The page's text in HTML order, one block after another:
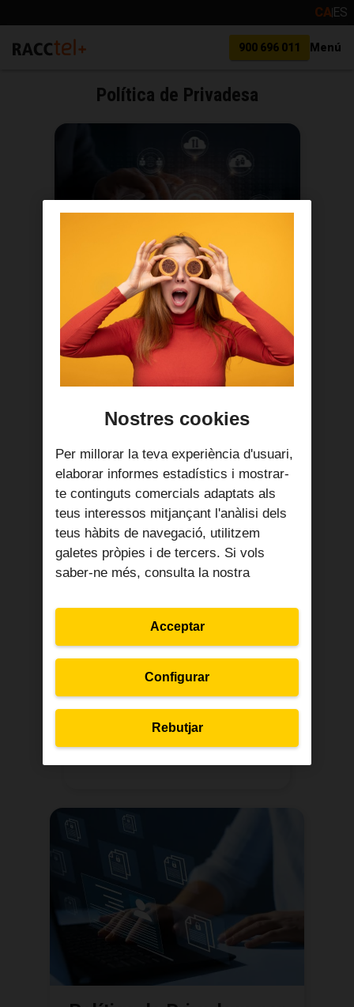
CAES
900 696 011 Menú
Política de Privadesa
Política de privadesa de
webs i aplicacions
Drets en Protecció de
Dades
Més informació
Nostres cookies
Per millorar la teva experiència d'usuari,
elaborar informes estadístics i mostrar-
te continguts comercials adaptats als
teus interessos mitjançant l'anàlisi dels
teus hàbits de navegació, utilitzem
galetes pròpies i de tercers. Si vols
saber-ne més, consulta la nostra
Configurar
Rebutjar
Acceptar